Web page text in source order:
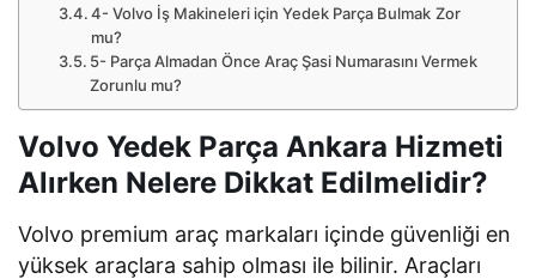
4- Volvo İş Makineleri için Yedek Parça Bulmak Zor
mu?
5- Parça Almadan Önce Araç Şasi Numarasını Vermek
Zorunlu mu?
Volvo Yedek Parça Ankara Hizmeti
Alırken Nelere Dikkat Edilmelidir?
Volvo premium araç markaları içinde güvenliği en
yüksek araçlara sahip olması ile bilinir. Araçları